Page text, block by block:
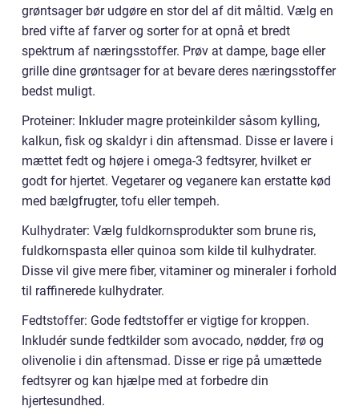
grøntsager bør udgøre en stor del af dit måltid. Vælg en
bred vifte af farver og sorter for at opnå et bredt
spektrum af næringsstoffer. Prøv at dampe, bage eller
grille dine grøntsager for at bevare deres næringsstoffer
bedst muligt.
Proteiner: Inkluder magre proteinkilder såsom kylling,
kalkun, fisk og skaldyr i din aftensmad. Disse er lavere i
mættet fedt og højere i omega-3 fedtsyrer, hvilket er
godt for hjertet. Vegetarer og veganere kan erstatte kød
med bælgfrugter, tofu eller tempeh.
Kulhydrater: Vælg fuldkornsprodukter som brune ris,
fuldkornspasta eller quinoa som kilde til kulhydrater.
Disse vil give mere fiber, vitaminer og mineraler i forhold
til raffinerede kulhydrater.
Fedtstoffer: Gode fedtstoffer er vigtige for kroppen.
Inkludér sunde fedtkilder som avocado, nødder, frø og
olivenolie i din aftensmad. Disse er rige på umættede
fedtsyrer og kan hjælpe med at forbedre din
hjertesundhed.